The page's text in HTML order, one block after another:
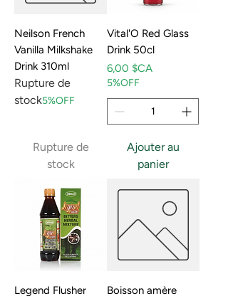
Neilson French
Vanilla Milkshake
Drink 310ml
Rupture de
stock5%OFF
Rupture de
stock
Vital'O Red Glass
Drink 50cl
Prix
6,00 $CA
5%OFF
Ajouter au
panier
Legend Flusher
Boisson amère